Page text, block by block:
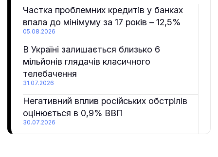
Частка проблемних кредитів у банках
впала до мінімуму за 17 років – 12,5%
05.08.2026
В Україні залишається близько 6
мільйонів глядачів класичного
телебачення
31.07.2026
Негативний вплив російських обстрілів
оцінюється в 0,9% ВВП
30.07.2026